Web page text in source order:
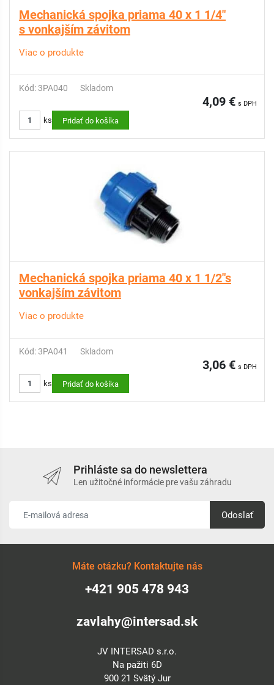
Mechanická spojka priama 40 x 1 1/4"
s vonkajším závitom
Viac o produkte
Kód: 3PA040 Skladom
4,09 € s DPH
ks Pridať do košíka
Mechanická spojka priama 40 x 1 1/2"s
vonkajším závitom
Viac o produkte
Kód: 3PA041 Skladom
3,06 € s DPH
ks Pridať do košíka
Prihláste sa do newslettera
Len užitočné informácie pre vašu záhradu
Odoslať
Máte otázku? Kontaktujte nás
+421 905 478 943
zavlahy@intersad.sk
JV INTERSAD s.r.o.
Na pažiti 6D
900 21 Svätý Jur